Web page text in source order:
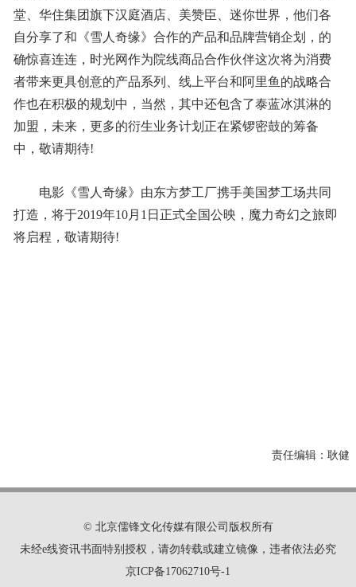
堂、华住集团旗下汉庭酒店、美赞臣、迷你世界，他们各
自分享了和《雪人奇缘》合作的产品和品牌营销企划，的
确惊喜连连，时光网作为院线商品合作伙伴这次将为消费
者带来更具创意的产品系列、线上平台和阿里鱼的战略合
作也在积极的规划中，当然，其中还包含了泰蓝冰淇淋的
加盟，未来，更多的衍生业务计划正在紧锣密鼓的筹备
中，敬请期待!
电影《雪人奇缘》由东方梦工厂携手美国梦工场共同
打造，将于2019年10月1日正式全国公映，魔力奇幻之旅即
将启程，敬请期待!
责任编辑： 耿健
© 北京儒锋文化传媒有限公司版权所有
未经e线资讯书面特别授权，请勿转载或建立镜像，违者依法必究
京ICP备17062710号-1